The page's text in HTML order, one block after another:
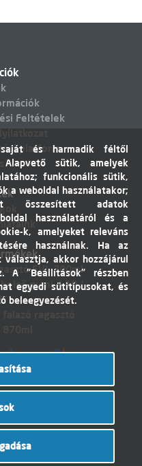
Feltételek
platform
EVI. 300ml
gumi 4,10 /
I.T.C. Kft.
és harmadik féltől
Alapvető sütik, amelyek
funkcionális sütik,
a weboldal használatakor;
összesített adatok
használatáról és a
k, amelyeket releváns
használnak. Ha az
választja, akkor hozzájárul
A "Beállítások" részben
egyedi sütitípusokat, és
beleegyezését.